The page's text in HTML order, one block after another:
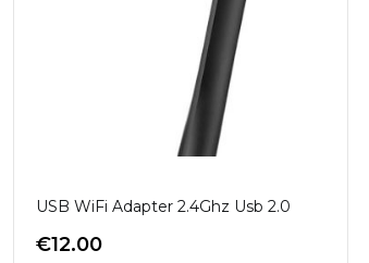
USB WiFi Adapter 2.4Ghz Usb 2.0
€12.00